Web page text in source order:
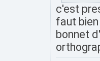
c'est
faut
bonnet